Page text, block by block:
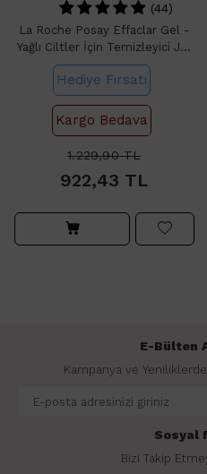
(44)
La Roche Posay Effaclar Gel -
Yağlı Ciltler İçin Temizleyici Jel
400ml
Hediye Fırsatı
Kargo Bedava
1.229,90TL
922,43 TL
E-Bülten
Kampanya ve
Sosyal
Bizi Takip